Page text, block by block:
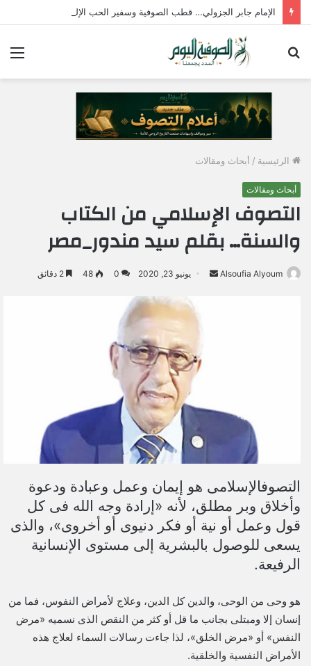
الإمام جابر الجزولي… قطب الصوفية وسفير الحب الإلهي في مصر
الرئيسية / أبحاث ومقالات
أبحاث ومقالات
التصوف الإسلامي من الكتاب
والسنة… بقلم سيد مندور_مصر
Alsoufia Alyoum
ا
ر
و
يونيو 23, 2020 0
48
التصوفالإسلامى هو إيمان وعمل وعبادة ودعوة
وأخلاق وبر مطلق، لأنه «إرادة وجه الله فى كل
قول وعمل أو نية أو فكر دنيوى أو أخروى»، والذى
يسعى للوصول بالبشرية إلى مستوى الإنسانية
الرفيعة.
هو وحى من الوحى، والدين كل الدين، وعلاج لأمراض النفوس، فما من
إنسان إلا ومبتلى بجانب ما قل أو كثر من النقص الذى نسميه «مرض
النفس» أو «مرض الخلق»، لذا جاءت رسالات السماء لعلاج هذه
الأمراض النفسية والخلقية.